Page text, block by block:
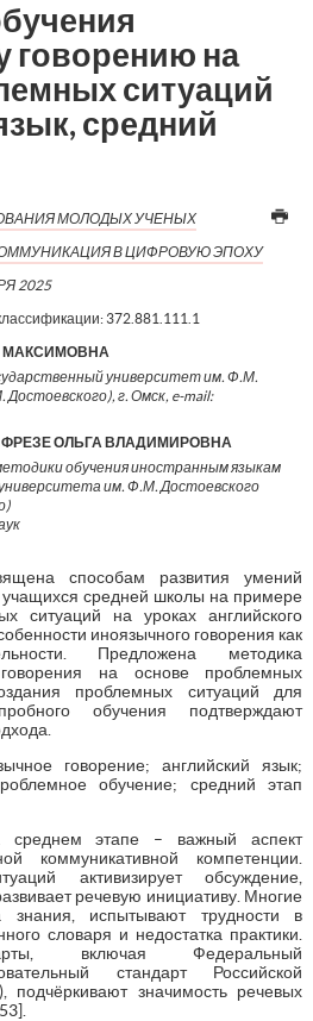
говорению на
ситуаций
средний
МОЛОДЫХ УЧЕНЫХ
В ЦИФРОВУЮ ЭПОХУ
2025
372.881.111.1
МАКСИМОВНА
университет им. Ф.М.
г. Омск, e-mail:
ФРЕЗЕ ОЛЬГА ВЛАДИМИРОВНА
обучения иностранным языкам
им. Ф.М. Достоевского
способам развития умений
учащихся средней школы на примере
ситуаций на уроках английского
иноязычного говорения как
Предложена методика
на основе проблемных
проблемных ситуаций для
обучения подтверждают
говорение; английский язык;
обучение; средний этап
среднем этапе – важный аспект
коммуникативной компетенции.
активизирует обсуждение,
речевую инициативу. Многие
знания, испытывают трудности в
словаря и недостатка практики.
включая Федеральный
стандарт Российской
значимость речевых